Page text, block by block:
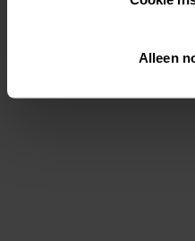
Lees hier meer over in ons
Via "Cookie instellingen"
Alleen